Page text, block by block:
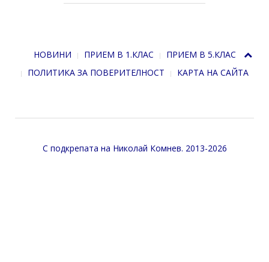
НОВИНИ ПРИЕМ В 1.КЛАС
ПРИЕМ В 5.КЛАС
ПОЛИТИКА ЗА ПОВЕРИТЕЛНОСТ
КАРТА НА САЙТА
С подкрепата на Николай Комнев. 2013-2026